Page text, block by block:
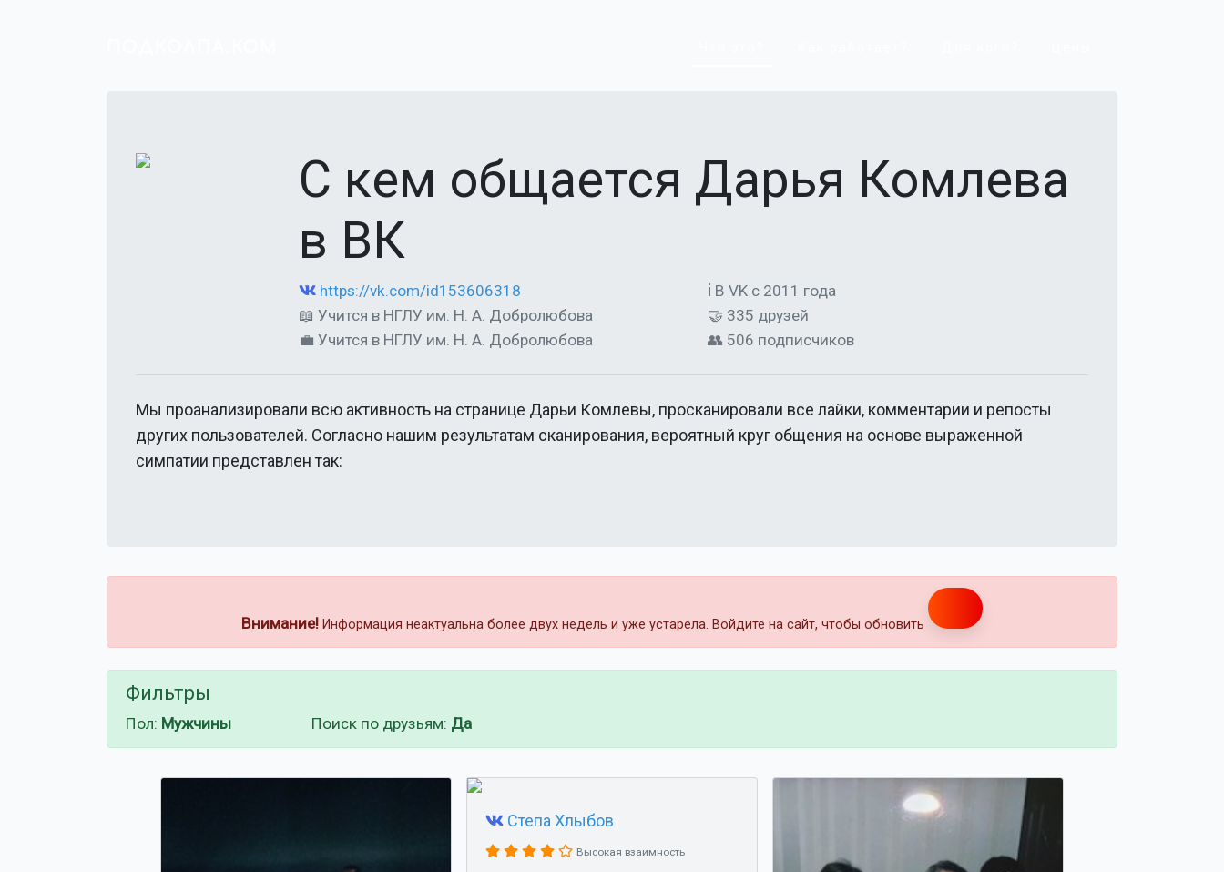
С кем общается Дарья Комлева
в ВК
https://vk.com/id153606318
📖 Учится в НГЛУ им. Н. А. Добролюбова
💼 Учится в НГЛУ им. Н. А. Добролюбова
ℹ В VK с 2011 года
🤝 335 друзей
👥 506 подписчиков
Мы проанализировали всю активность на странице Дарьи Комлевы, просканировали все лайки, комментарии и репосты
других пользователей. Согласно нашим результатам сканирования, вероятный круг общения на основе выраженной
симпатии представлен так:
Внимание! Информация неактуальна более двух недель и уже устарела. Войдите на сайт, чтобы обновить
Фильтры
Пол: Мужчины Поиск по друзьям: Да
Степа Хлыбов
Высокая взаимность